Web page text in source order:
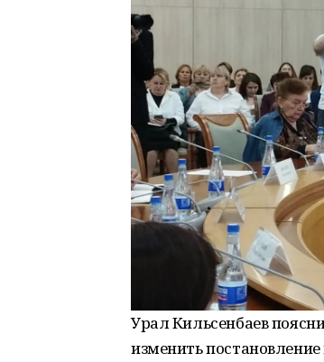
Урал Кильсенбаев
изменить